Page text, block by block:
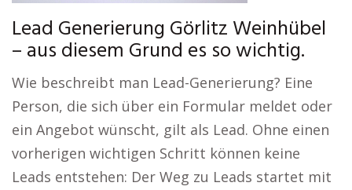
Lead Generierung Görlitz Weinhübel
– aus diesem Grund es so wichtig.
Wie beschreibt man Lead-Generierung? Eine
Person, die sich über ein Formular meldet oder
ein Angebot wünscht, gilt als Lead. Ohne einen
vorherigen wichtigen Schritt können keine
Leads entstehen: Der Weg zu Leads startet mit